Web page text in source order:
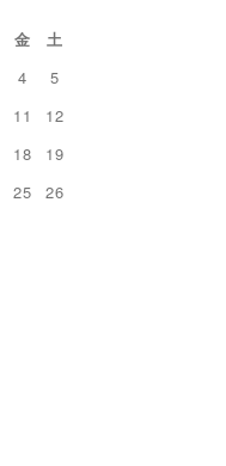
金
土
4
5
11
12
18
19
25
26